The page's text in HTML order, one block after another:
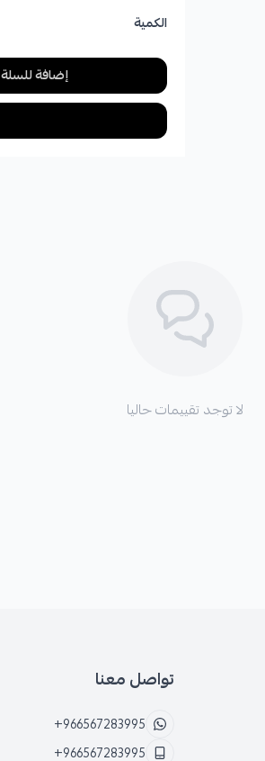
الكمية
إضافة للسلة
لا توجد تقييمات حاليا
تواصل معنا
+966567283995
+966567283995